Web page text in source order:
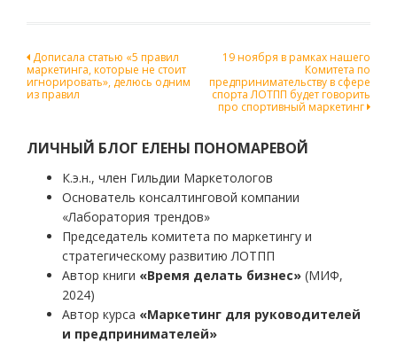
Навигация
по
Дописала статью «5 правил
маркетинга, которые не стоит
игнорировать», делюсь одним
из правил
19 ноября в рамках нашего
Комитета по
предпринимательству в сфере
спорта ЛОТПП будет говорить
про спортивный маркетинг
ЛИЧНЫЙ БЛОГ ЕЛЕНЫ ПОНОМАРЕВОЙ
К.э.н., член Гильдии Маркетологов
Основатель консалтинговой компании
«Лаборатория трендов»
Председатель комитета по маркетингу и
стратегическому развитию ЛОТПП
Автор книги «Время делать бизнес» (МИФ,
2024)
Автор курса «Маркетинг для руководителей
и предпринимателей»